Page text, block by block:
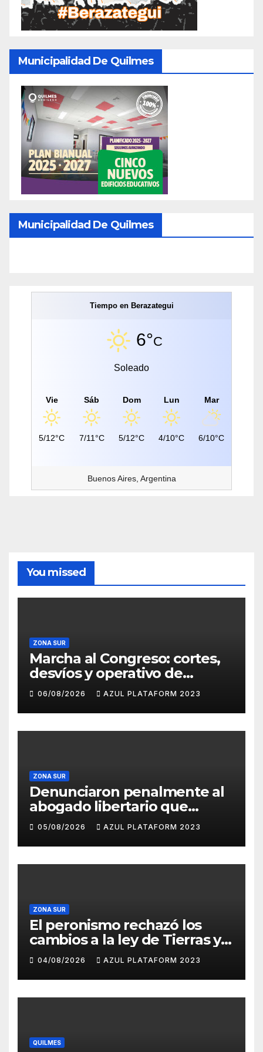
Municipalidad De Quilmes
Municipalidad De Quilmes
Tiempo en Berazategui
6°C
Soleado
Vie
5/12°C
Sáb
7/11°C
Dom
5/12°C
Lun
4/10°C
Mar
6/10°C
Buenos Aires, Argentina
You missed
ZONA SUR
Marcha al Congreso: cortes,
desvíos y operativo de
seguridad por la protesta
contra la reforma de la Ley
de Tierras
06/08/2026 AZUL PLATAFORM 2023
ZONA SUR
Denunciaron penalmente al
abogado libertario que
propuso tirar napalm sobre
el Gran Buenos Aires
05/08/2026 AZUL PLATAFORM 2023
ZONA SUR
El peronismo rechazó los
cambios a la ley de Tierras y
convocó a movilizarse el
jueves en contra del
Gobierno
04/08/2026 AZUL PLATAFORM 2023
QUILMES